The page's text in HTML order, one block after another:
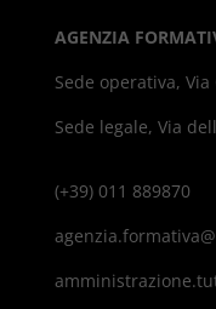
AGENZIA
Sede operativa,
Sede legale, Via
(+39) 011 889870